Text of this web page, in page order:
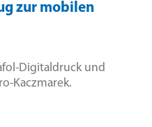
zur mobilen
Digitaldruck und
Kaczmarek.